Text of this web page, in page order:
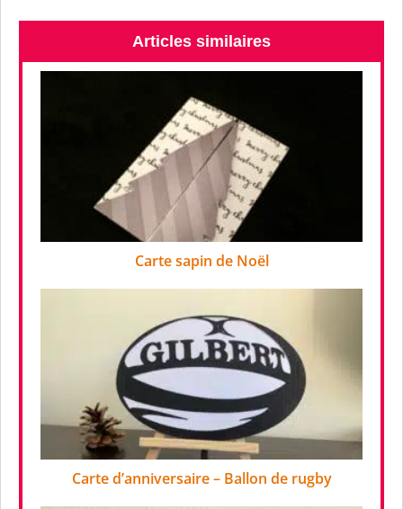
Articles similaires
Carte sapin de Noël
Carte d’anniversaire – Ballon de rugby